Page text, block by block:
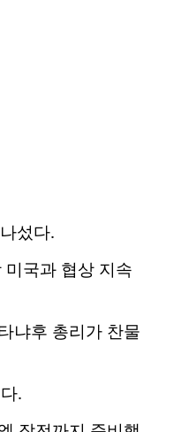
섰다.
국과 협상 지속
냐후 총리가 찬물
.